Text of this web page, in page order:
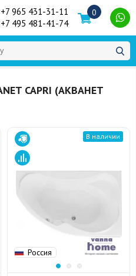
+7 965 431-31-11
+7 495 481-41-74
0
CAPRI (АКВАНЕТ
Россия
В наличии